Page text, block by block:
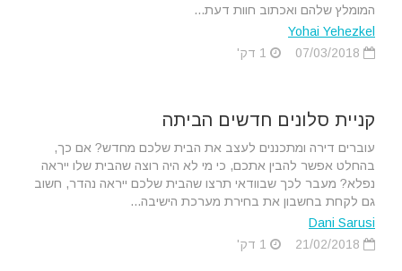
המומלץ שלהם ואכתוב חוות דעת...
Yohai Yehezkel
קניית סלונים חדשים הביתה
עוברים דירה ומתכננים לעצב את הבית שלכם מחדש? אם כך,
בהחלט אפשר להבין אתכם, כי מי לא היה רוצה שהבית שלו ייראה
נפלא? מעבר לכך שבוודאי תרצו שהבית שלכם ייראה נהדר, חשוב
גם לקחת בחשבון את בחירת מערכת הישיבה...
Dani Sarusi